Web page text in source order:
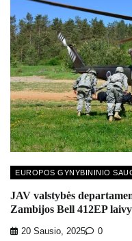
EUROPOS GYNYBININIO
JAV valstybės
Zambijos Bell 412EP
20 Sausio, 2025 0